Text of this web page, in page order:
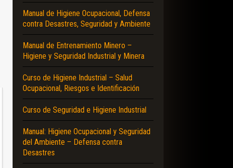
Manual de Higiene Ocupacional, Defensa
contra Desastres, Seguridad y Ambiente
Manual de Entrenamiento Minero –
Higiene y Seguridad Industrial y Minera
Curso de Higiene Industrial – Salud
Ocupacional, Riesgos e Identificación
Curso de Seguridad e Higiene Industrial
Manual: Higiene Ocupacional y Seguridad
del Ambiente – Defensa contra
Desastres